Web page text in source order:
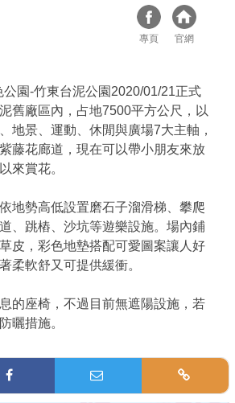
專頁 官網
園-竹東台泥公園2020/01/21正式
舊廠區內，占地7500平方公尺，以
地景、運動、休閒與廣場7大主軸，
藤花廊道，現在可以帶小朋友來放
來賞花。
地勢高低設置磨石子溜滑梯、攀爬
、跳樁、沙坑等遊樂設施。場內鋪
皮，彩色地墊搭配可愛圖案讓人好
柔軟舒又可提供緩衝。
的座椅，不過目前無遮陽設施，若
曬措施。